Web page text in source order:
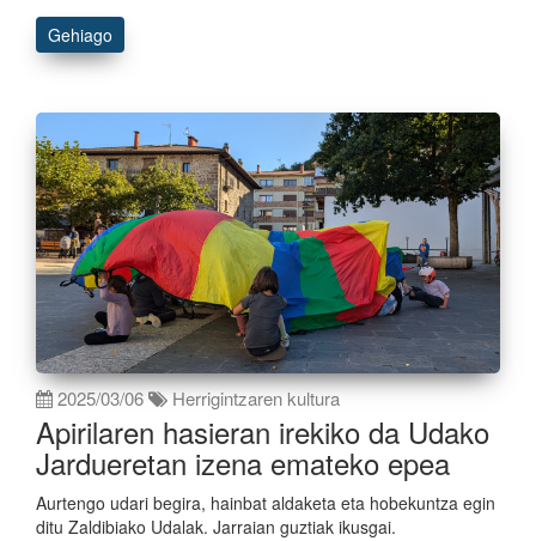
Gehiago
2025/03/06 Herrigintzaren kultura
Apirilaren hasieran irekiko da Udako
Jardueretan izena emateko epea
Aurtengo udari begira, hainbat aldaketa eta hobekuntza egin
ditu Zaldibiako Udalak. Jarraian guztiak ikusgai.